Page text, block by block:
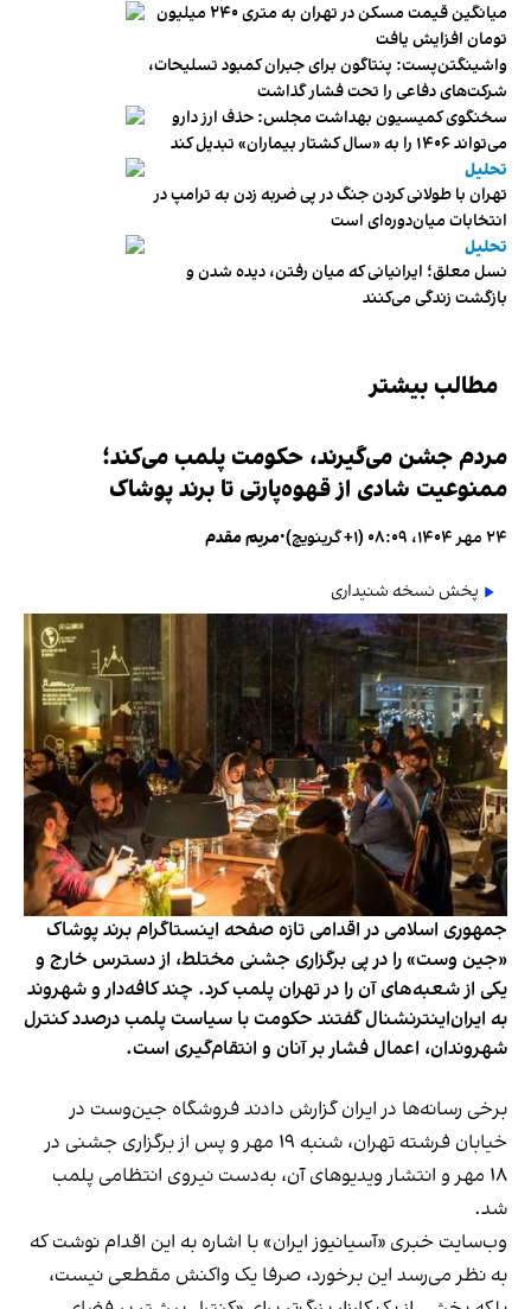
میانگین قیمت مسکن در تهران به متری ۲۴۰ میلیون
تومان افزایش یافت
واشینگتن‌پست: پنتاگون برای جبران کمبود تسلیحات،
شرکت‌های دفاعی را تحت فشار گذاشت
سخنگوی کمیسیون بهداشت مجلس: حذف ارز دارو
می‌تواند ۱۴۰۶ را به «سال کشتار بیماران» تبدیل کند
تحلیل
تهران با طولانی کردن جنگ در پی ضربه زدن به ترامپ در
انتخابات میان‌دوره‌ای است
تحلیل
نسل معلق؛ ایرانیانی که میان رفتن، دیده شدن و
بازگشت زندگی می‌کنند
مطالب بیشتر
مردم جشن می‌گیرند، حکومت پلمب می‌کند؛
ممنوعیت شادی از قهوه‌پارتی تا برند پوشاک
۲۴ مهر ۱۴۰۴، ۰۸:۰۹ (‎+۱ گرینویچ) •مریم مقدم
پخش نسخه شنیداری
جمهوری اسلامی در اقدامی تازه صفحه اینستاگرام برند پوشاک
«جین وست» را در پی برگزاری جشنی مختلط، از دسترس خارج و
یکی از شعبه‌های آن را در تهران پلمب کرد. چند کافه‌‌دار و شهروند
به ایران‌اینترنشنال گفتند حکومت با سیاست پلمب درصدد کنترل
شهروندان، اعمال فشار بر آنان و انتقام‌گیری است.
برخی رسانه‌ها در ایران گزارش دادند فروشگاه جین‌وست در
خیابان فرشته تهران، شنبه ۱۹ مهر و پس از برگزاری جشنی در
۱۸ مهر و انتشار ویدیوهای آن، به‌دست نیروی انتظامی پلمب
شد.
وب‌سایت خبری «آسیانیوز ایران» با اشاره به این اقدام نوشت که
به نظر می‌رسد این برخورد، صرفا یک واکنش مقطعی نیست،